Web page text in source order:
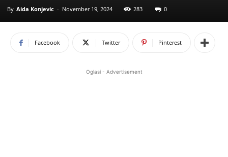
By Aida Konjevic - November 19, 2024 283 0
Facebook Twitter Pinterest
Oglasi - Advertisement